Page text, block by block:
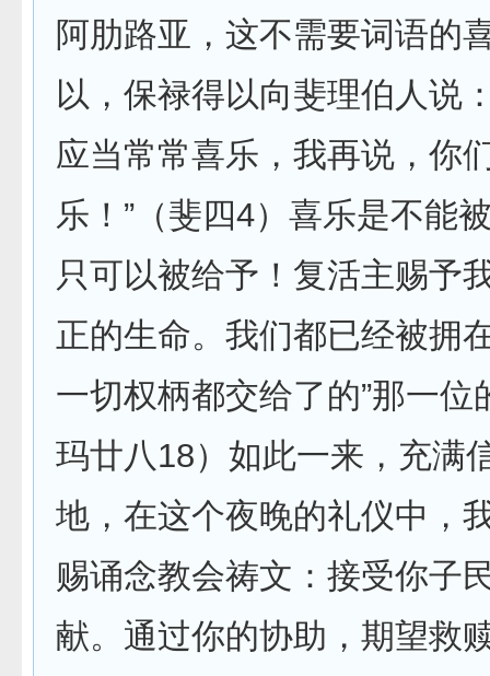
阿肋路亚，这不需要词语的
以，保禄得以向斐理伯人说
应当常常喜乐，我再说，你
乐！”（斐四4）喜乐是不能
只可以被给予！复活主赐予
正的生命。我们都已经被拥
一切权柄都交给了的”那一位
玛廿八18）如此一来，充满
地，在这个夜晚的礼仪中，
赐诵念教会祷文：接受你子
献。通过你的协助，期望救